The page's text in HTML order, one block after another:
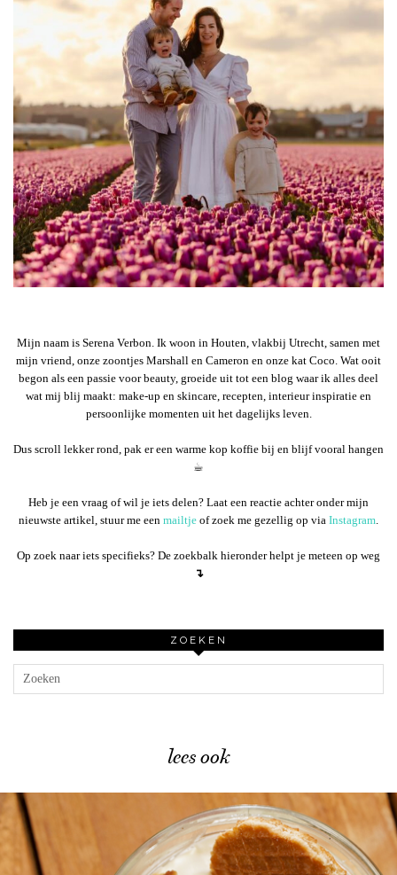
Mijn naam is Serena Verbon. Ik woon in Houten, vlakbij Utrecht, samen met
mijn vriend, onze zoontjes Marshall en Cameron en onze kat Coco. Wat ooit
begon als een passie voor beauty, groeide uit tot een blog waar ik alles deel
wat mij blij maakt: make-up en skincare, recepten, interieur inspiratie en
persoonlijke momenten uit het dagelijks leven.
Dus scroll lekker rond, pak er een warme kop koffie bij en blijf vooral hangen
☕︎
Heb je een vraag of wil je iets delen? Laat een reactie achter onder mijn
nieuwste artikel, stuur me een mailtje of zoek me gezellig op via Instagram.
Op zoek naar iets specifieks? De zoekbalk hieronder helpt je meteen op weg
↴
ZOEKEN
lees ook